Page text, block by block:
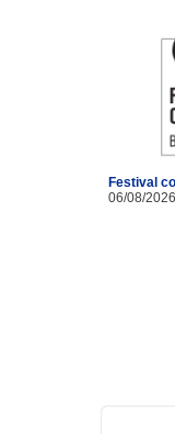
Festival
06/08/2026